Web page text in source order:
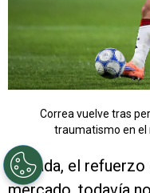
Correa vuelve tras
traumatismo en el
Almada, el